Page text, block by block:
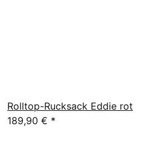
Rolltop-Rucksack Eddie rot
189,90 € *